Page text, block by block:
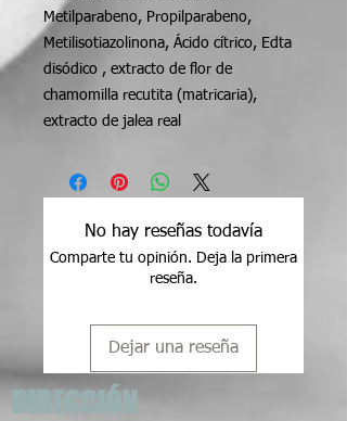
Metilparabeno, Propilparabeno,
Metilisotiazolinona, Ácido cítrico, Edta
disódico , extracto de flor de
chamomilla recutita (matricaria),
extracto de jalea real
No hay reseñas todavía
Comparte tu opinión. Deja la primera
reseña.
Dejar una reseña
DIRECCIÓN